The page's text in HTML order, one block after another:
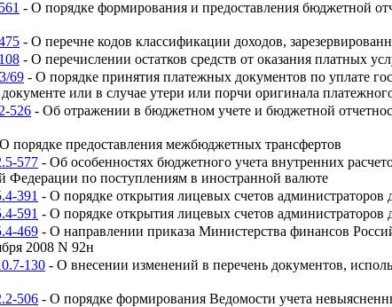
- О порядке формирования и предоставления бюджетной
- О перечне кодов классификации доходов,
- О перечислении остатков средств от оказания платных
69 - О порядке принятия платежных документов по уплате
или в случае утери или порчи оригинала
526 - Об отражении в бюджетном учете и бюджетной
порядке предоставления межбюджетных трансфертов
577 - Об особенностях бюджетного учета внутренних
Федерации по поступлениям в иностранной валюте
391 - О порядке открытия лицевых счетов администраторов
591 - О порядке открытия лицевых счетов администраторов
469 - О направлении приказа Министерства финансов
2008 N 92н
130 - О внесении изменений в перечень документов,
506 - О порядке формирования Ведомости учета